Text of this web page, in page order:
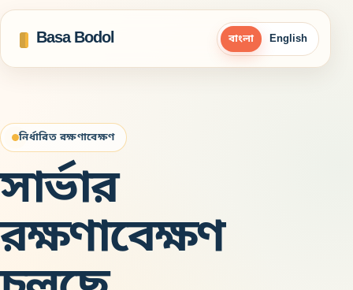
Basa Bodol বাংলা English
নির্ধারিত রক্ষণাবেক্ষণ
সার্ভার
রক্ষণাবেক্ষণ